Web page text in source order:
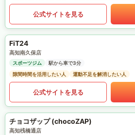
公式サイトを見る
FiT24
高知南久保店
スポーツジム
駅から車で3分
隙間時間を活用したい人
運動不足を解消したい人
公式サイトを見る
チョコザップ (chocoZAP)
高知桟橋通店